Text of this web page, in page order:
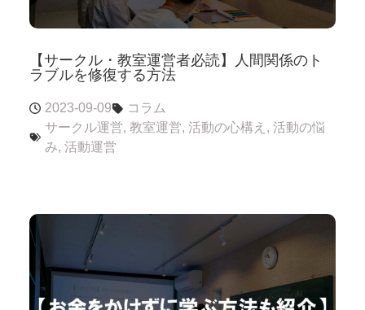
【サークル・教室運営者必読】人間関係のト
ラブルを修復する方法
2023-09-09
コラム
サークル運営, 教室運営, 活動の心構え , 活動の悩
み, 活動運営